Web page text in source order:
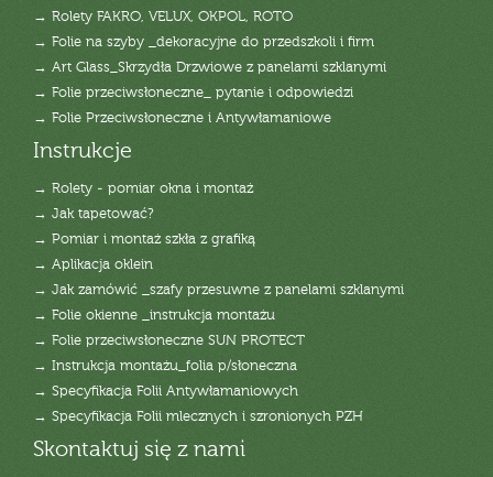
→ Rolety FAKRO, VELUX, OKPOL, ROTO
→ Folie na szyby _dekoracyjne do przedszkoli i firm
→ Art Glass_Skrzydła Drzwiowe z panelami szklanymi
→ Folie przeciwsłoneczne_ pytanie i odpowiedzi
→ Folie Przeciwsłoneczne i Antywłamaniowe
Instrukcje
→ Rolety - pomiar okna i montaż
→ Jak tapetować?
→ Pomiar i montaż szkła z grafiką
→ Aplikacja oklein
→ Jak zamówić _szafy przesuwne z panelami szklanymi
→ Folie okienne _instrukcja montażu
→ Folie przeciwsłoneczne SUN PROTECT
→ Instrukcja montażu_folia p/słoneczna
→ Specyfikacja Folii Antywłamaniowych
→ Specyfikacja Folii mlecznych i szronionych PZH
Skontaktuj się z nami